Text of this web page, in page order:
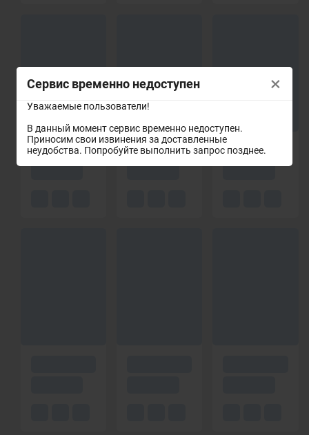
Сервис временно недоступен
Уважаемые пользователи!
В данный момент сервис временно недоступен.
Приносим свои извинения за доставленные
неудобства. Попробуйте выполнить запрос позднее.
×